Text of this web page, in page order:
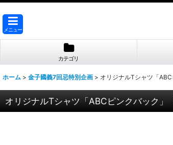
メニュー
カテゴリ
ホーム > 金子國義7回忌特別企画 > オリジナルTシャツ「
オリジナルTシャツ「ABCピンクバック」